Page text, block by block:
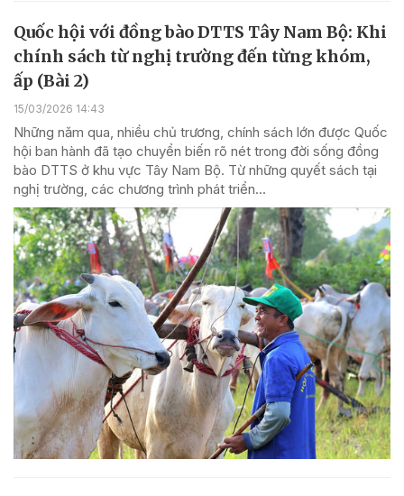
Quốc hội với đồng bào DTTS Tây Nam Bộ: Khi
chính sách từ nghị trường đến từng khóm,
ấp (Bài 2)
15/03/2026 14:43
Những năm qua, nhiều chủ trương, chính sách lớn được Quốc
hội ban hành đã tạo chuyển biến rõ nét trong đời sống đồng
bào DTTS ở khu vực Tây Nam Bộ. Từ những quyết sách tại
nghị trường, các chương trình phát triển...